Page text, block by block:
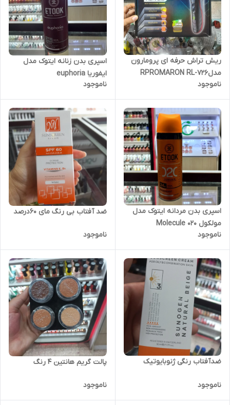
ریش تراش حرفه ای پرومارون
مدلRPROMARON RL-726
ناموجود
اسپری بدن زنانه ایتوک مدل
ایفوریا euphoria
ناموجود
اسپری بدن مردانه ایتوک مدل
مولکول 020 Molecule
ناموجود
ضد آفتاب بی رنگ مای 60درصد
ناموجود
ضدآفتاب رنگی ژنوبایوتیک
ناموجود
پالت گریم هانتین 4 رنگ
ناموجود